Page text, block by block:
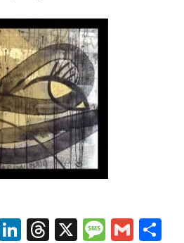
WhatsAppLinkedInThreads
X Message
Gmail